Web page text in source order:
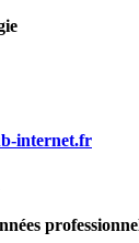
internet.fr